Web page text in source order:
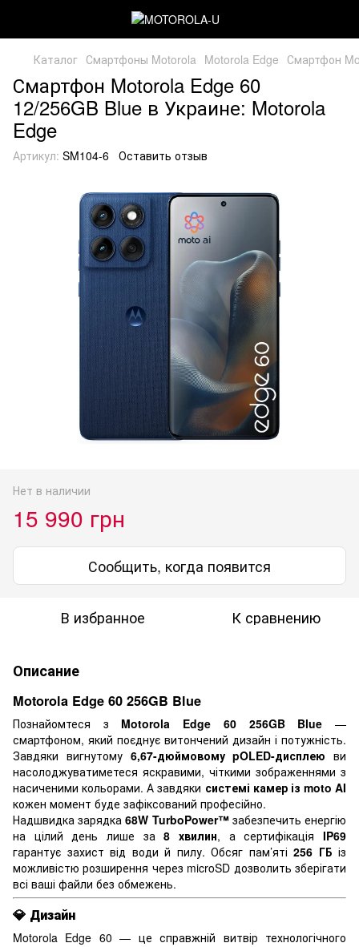
Каталог Смартфоны Motorola Motorola Edge Смартфон
Смартфон Motorola Edge 60
12/256GB Blue в Украине: Motorola
Edge
Артикул: SM104-6 Оставить отзыв
Нет в наличии
15 990 грн
Сообщить, когда появится
В избранное К сравнению
Описание
Motorola Edge 60 256GB Blue
Познайомтеся з Motorola Edge 60 256GB Blue —
смартфоном, який поєднує витончений дизайн і потужність.
Завдяки вигнутому 6,67-дюймовому pOLED-дисплею ви
насолоджуватиметеся яскравими, чіткими зображеннями з
насиченими кольорами. А завдяки системі камер із moto AI
кожен момент буде зафіксований професійно.
Надшвидка зарядка68W TurboPower™забезпечить енергію
на цілий день лише за8 хвилин, а сертифікаціяIP69
гарантує захист від води й пилу. Обсяг пам’яті 256 ГБ із
можливістю розширення через microSD дозволить зберігати
всі ваші файли без обмежень.
💎 Дизайн
Motorola Edge 60 — це справжній витвір технологічного